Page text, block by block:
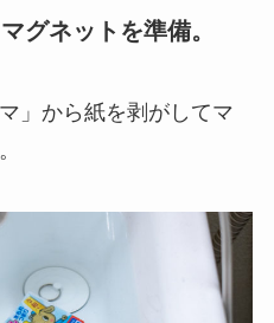
グネットを準備。
」から紙を剥がしてマ